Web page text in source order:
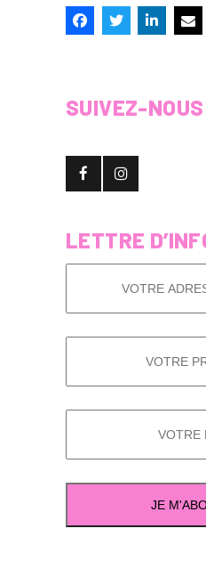
SUIVEZ-NOUS
LETTRE